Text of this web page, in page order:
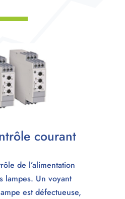
courant
de l’alimentation
lampes. Un voyant
est défectueuse,